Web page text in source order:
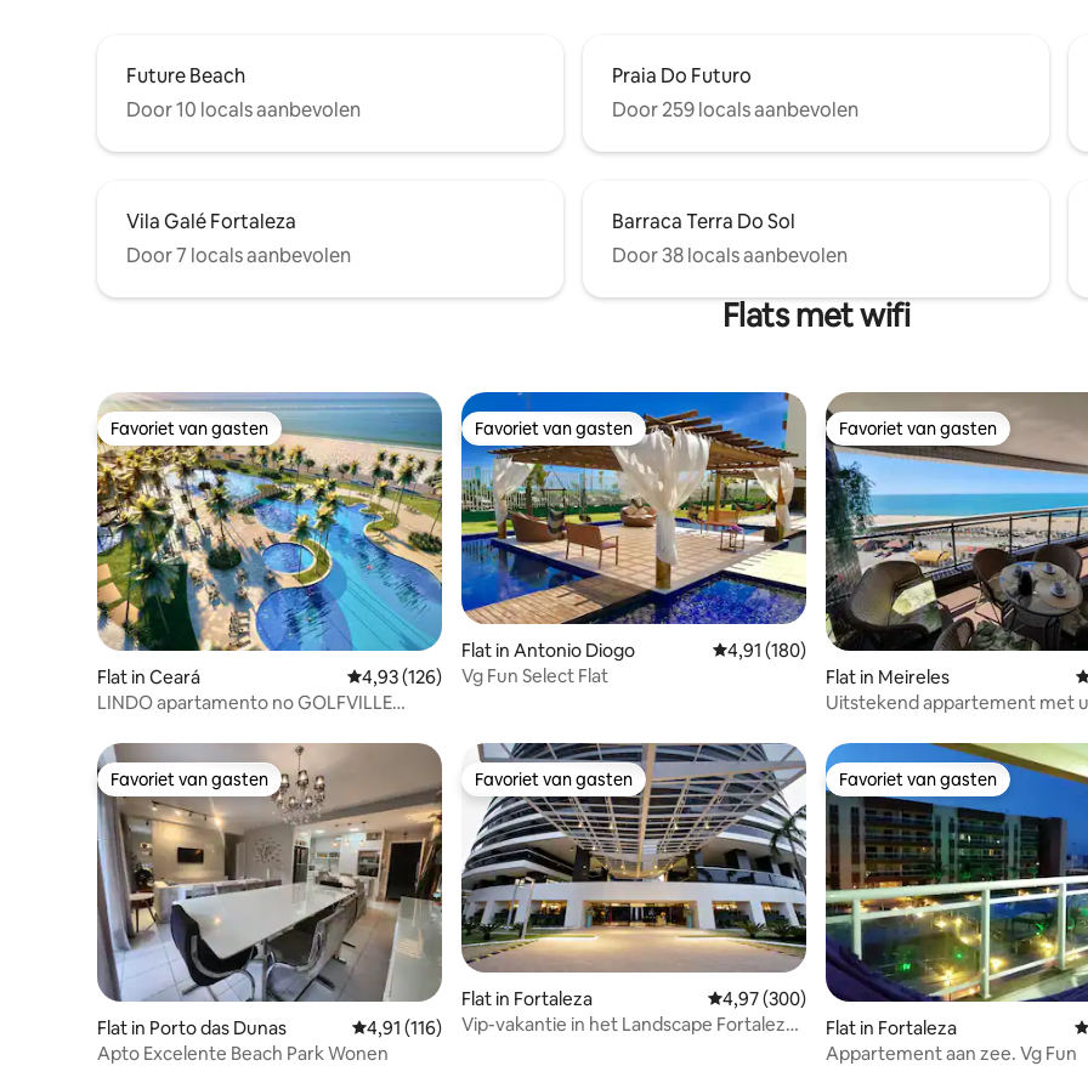
Future Beach
Door 10 locals aanbevolen
Praia Do Futuro
Door 259 locals aanbevolen
Vila Galé Fortaleza
Door 7 locals aanbevolen
Barraca Terra Do Sol
Door 38 locals aanbevolen
Flats met wifi
Favoriet van gasten
Favoriet van gasten
Flat in Ceará Gemiddelde beoordeling van 4,93 op 5, 126 recensies
4,93 (126)
LINDO apartamento no GOLFVILLE
Favoriet van gasten
Favoriet van gasten
Flat in Antonio Diogo Gemiddelde beoordeling van 4,91 op 5, 180
4,91 (180)
Vg Fun Select Flat
Favoriet van gasten
Favoriet van gasten
Flat in Meireles
Uitstekend appartement met
Favoriet van gasten
Favoriet van gasten
Flat in Porto das Dunas Gemiddelde beoordeling van 4,91 op 5, 116 recensies
4,91 (116)
Apto Excelente Beach Park Wonen
Favoriet van gasten
Favoriet van gasten
Flat in Fortaleza Gemiddelde beoordeling van 4,97 op 5, 300
4,97 (300)
Vip-vakantie in het Landscape Fortaleza,
Favoriet van gasten
Favoriet van gasten
Flat in Fortaleza
Appartement aan zee. Vg Fun